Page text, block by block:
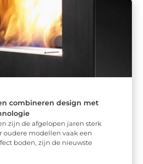
combineren design met
zijn de afgelopen jaren sterk
oudere modellen vaak een
boden, zijn de nieuwste